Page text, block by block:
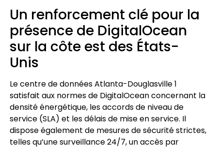
Un renforcement clé pour la
présence de DigitalOcean
sur la côte est des États-
Unis
Le centre de données Atlanta-Douglasville 1
satisfait aux normes de DigitalOcean concernant la
densité énergétique, les accords de niveau de
service (SLA) et les délais de mise en service. Il
dispose également de mesures de sécurité strictes,
telles qu’une surveillance 24/7, un accès par